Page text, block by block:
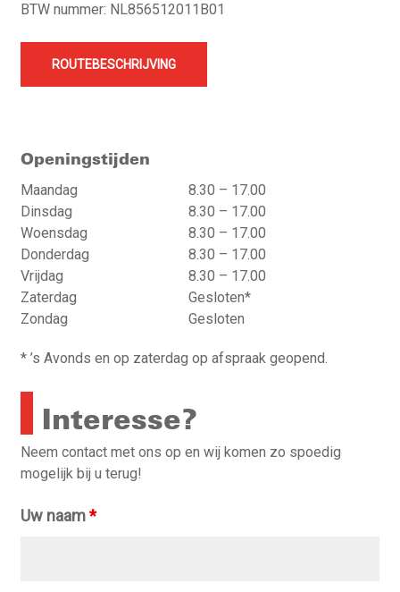
BTW nummer: NL856512011B01
ROUTEBESCHRIJVING
Openingstijden
Maandag
8.30 – 17.00
Dinsdag
8.30 – 17.00
Woensdag
8.30 – 17.00
Donderdag
8.30 – 17.00
Vrijdag
8.30 – 17.00
Zaterdag
Gesloten*
Zondag
Gesloten
* ’s Avonds en op zaterdag op afspraak geopend.
Interesse?
Neem contact met ons op en wij komen zo spoedig
mogelijk bij u terug!
Uw naam*